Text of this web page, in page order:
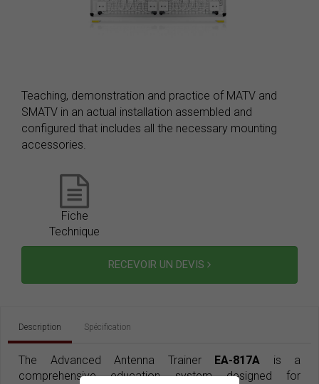
Teaching, demonstration and practice of MATV and
SMATV in an actual installation assembled and
configured that includes all the necessary mounting
accessories.
Fiche
Technique
RECEVOIR UN DEVIS
Description Spécification
The Advanced Antenna Trainer EA-817A is a
comprehensive education system designed for